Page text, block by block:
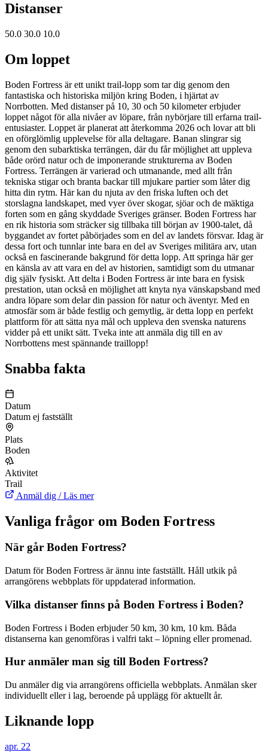
Distanser
50.0 30.0 10.0
Om loppet
Boden Fortress är ett unikt trail-lopp som tar dig genom den
fantastiska och historiska miljön kring Boden, i hjärtat av
Norrbotten. Med distanser på 10, 30 och 50 kilometer erbjuder
loppet något för alla nivåer av löpare, från nybörjare till erfarna trail-
entusiaster. Loppet är planerat att återkomma 2026 och lovar att bli
en oförglömlig upplevelse för alla deltagare. Banan slingrar sig
genom den subarktiska terrängen, där du får möjlighet att uppleva
både orörd natur och de imponerande strukturerna av Boden
Fortress. Terrängen är varierad och utmanande, med allt från
tekniska stigar och branta backar till mjukare partier som låter dig
hitta din rytm. Här kan du njuta av den friska luften och det
storslagna landskapet, med vyer över skogar, sjöar och de mäktiga
forten som en gång skyddade Sveriges gränser. Boden Fortress har
en rik historia som sträcker sig tillbaka till början av 1900-talet, då
byggandet av fortet påbörjades som en del av landets försvar. Idag är
dessa fort och tunnlar inte bara en del av Sveriges militära arv, utan
också en fascinerande bakgrund för detta lopp. Att springa här ger
en känsla av att vara en del av historien, samtidigt som du utmanar
dig själv fysiskt. Att delta i Boden Fortress är inte bara en fysisk
prestation, utan också en möjlighet att knyta nya vänskapsband med
andra löpare som delar din passion för natur och äventyr. Med en
atmosfär som är både festlig och gemytlig, är detta lopp en perfekt
plattform för att sätta nya mål och uppleva den svenska naturens
vidder på ett unikt sätt. Tveka inte att anmäla dig till en av
Norrbottens mest spännande traillopp!
Snabba fakta
Datum
Datum ej fastställt
Plats
Boden
Aktivitet
Trail
Anmäl dig / Läs mer
Vanliga frågor om Boden Fortress
När går Boden Fortress?
Datum för Boden Fortress är ännu inte fastställt. Håll utkik på
arrangörens webbplats för uppdaterad information.
Vilka distanser finns på Boden Fortress i Boden?
Boden Fortress i Boden erbjuder 50 km, 30 km, 10 km. Båda
distanserna kan genomföras i valfri takt – löpning eller promenad.
Hur anmäler man sig till Boden Fortress?
Du anmäler dig via arrangörens officiella webbplats. Anmälan sker
individuellt eller i lag, beroende på upplägg för aktuellt år.
Liknande lopp
apr. 22